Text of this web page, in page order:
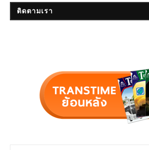
ติดตามเรา